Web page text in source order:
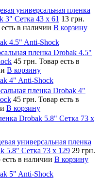
универсальная пленка
3" Сетка 43 x 61 13 грн.
в наличии В корзину
4.5" Anti-Shock
пленка Drobak 4.5"
45 грн. Товар есть в
В корзину
4" Anti-Shock
пленка Drobak 4"
45 грн. Товар есть в
В корзину
Drobak 5.8" Сетка 73 x
универсальная пленка
5.8" Сетка 73 x 129 29 грн.
есть в наличии В корзину
5" Anti-Shock